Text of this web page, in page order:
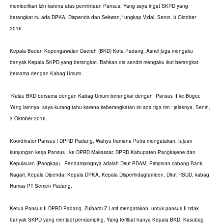
memberikan izin karena atas permintaan Pansus. Yang saya ingat SKPD yang
berangkat itu ada DPKA, Dispenda dan Sekwan,” ungkap Vidal, Senin, 3 Oktober
2016.
Kepala Badan Kepengawaian Daerah (BKD) Kota Padang, Asnel juga mengaku
banyak Kepala SKPD yang berangkat. Bahkan dia sendiri mengaku ikut berangkat
bersama dengan Kabag Umum.
“Kalau BKD bersama dengan Kabag Umum berangkat dengan Pansus II ke Bogor.
Yang lainnya, saya kurang tahu karena keberangkatan ini ada tiga tim,” jelasnya, Senin,
3 Oktober 2016.
Koordinator Pansus I DPRD Padang, Wahyu Iramana Putra mengatakan, tujuan
kunjungan kerja Pansus I ke DPRD Makassar, DPRD Kabupaten Pangkajene dan
Kepulauan (Pangkap). Pendampingnya adalah Dirut PDAM, Pimpinan cabang Bank
Nagari, Kepala Dipenda, Kepala DPKA, Kepala Disperindagtamben, Dirut RSUD, kabag
Humas PT Semen Padang.
Ketua Pansus II DPRD Padang, Zulhardi Z Latif mengatakan, untuk pansus II tidak
banyak SKPD yang menjadi pendamping. Yang terlibat hanya Kepala BKD, Kasubag